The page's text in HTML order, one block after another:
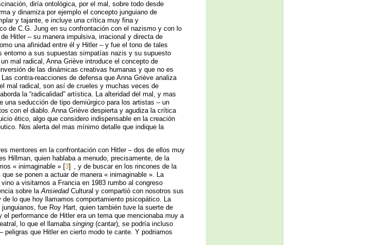
diría ontológica, por el mal, sobre todo desde
y dinamiza por ejemplo el concepto junguiano de
y tajante, e incluye una crítica muy fina y
de C.G. Jung en su confrontación con el nazismo y con lo
Hitler – su manera impulsiva, irracional y directa de
una afinidad entre él y Hitler – y fue el tono de tales
entorno a sus supuestas simpatías nazis y su supuesto
mal radical, Anna Griève introduce el concepto de
de las dinámicas creativas humanas y que no es
contra-reacciones de defensa que Anna Griève analiza
mal radical, son así de crueles y muchas veces de
la “radicalidad” artística. La alteridad del mal, y mas
una seducción de tipo demiúrgico para los artistas – un
con el diablo. Anna Griève despierta y agudiza la crítica
ético, algo que considero indispensable en la creación
Nos alerta del mas mínimo detalle que indique la
mentores en la confrontación con Hitler – dos de ellos muy
Hillman, quien hablaba a menudo, precisamente, de la
« inimaginable » [3] , y de buscar en los rincones de la
se ponen a actuar de manera « inimaginable ». La
a visitarnos a Francia en 1983 rumbo al congreso
sobre laAnsiedadCultural y compartió con nosotros sus
lo que hoy llamamos comportamiento psicopático. La
fue Roy Hart, quien también tuve la suerte de
performance de Hitler era un tema que mencionaba muy a
lo que el llamaba singing (cantar), se podría incluso
peligras que Hitler en cierto modo te cante. Y podriamos